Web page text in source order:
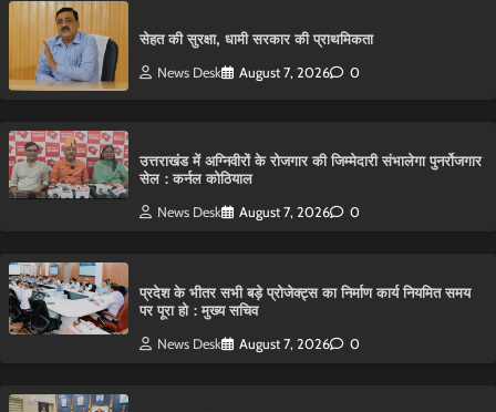
सेहत की सुरक्षा, धामी सरकार की प्राथमिकता
News Desk August 7, 2026 0
उत्तराखंड में अग्निवीरों के रोजगार की जिम्मेदारी संभालेगा पुनर्रोजगार
सेल : कर्नल कोठियाल
News Desk August 7, 2026 0
प्रदेश के भीतर सभी बड़े प्रोजेक्ट्स का निर्माण कार्य नियमित समय
पर पूरा हो : मुख्य सचिव
News Desk August 7, 2026 0